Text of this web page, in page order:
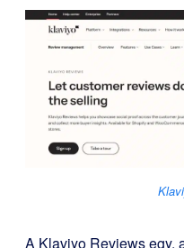
A Klaviyo Reviews egy,